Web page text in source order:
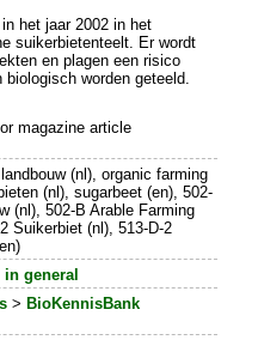
het jaar 2002 in het
suikerbietenteelt. Er wordt
en plagen een risico
worden geteeld.
magazine article
(nl), organic farming
(nl), sugarbeet (en), 502-
(nl), 502-B Arable Farming
Suikerbiet (nl), 513-D-2
general
> BioKennisBank